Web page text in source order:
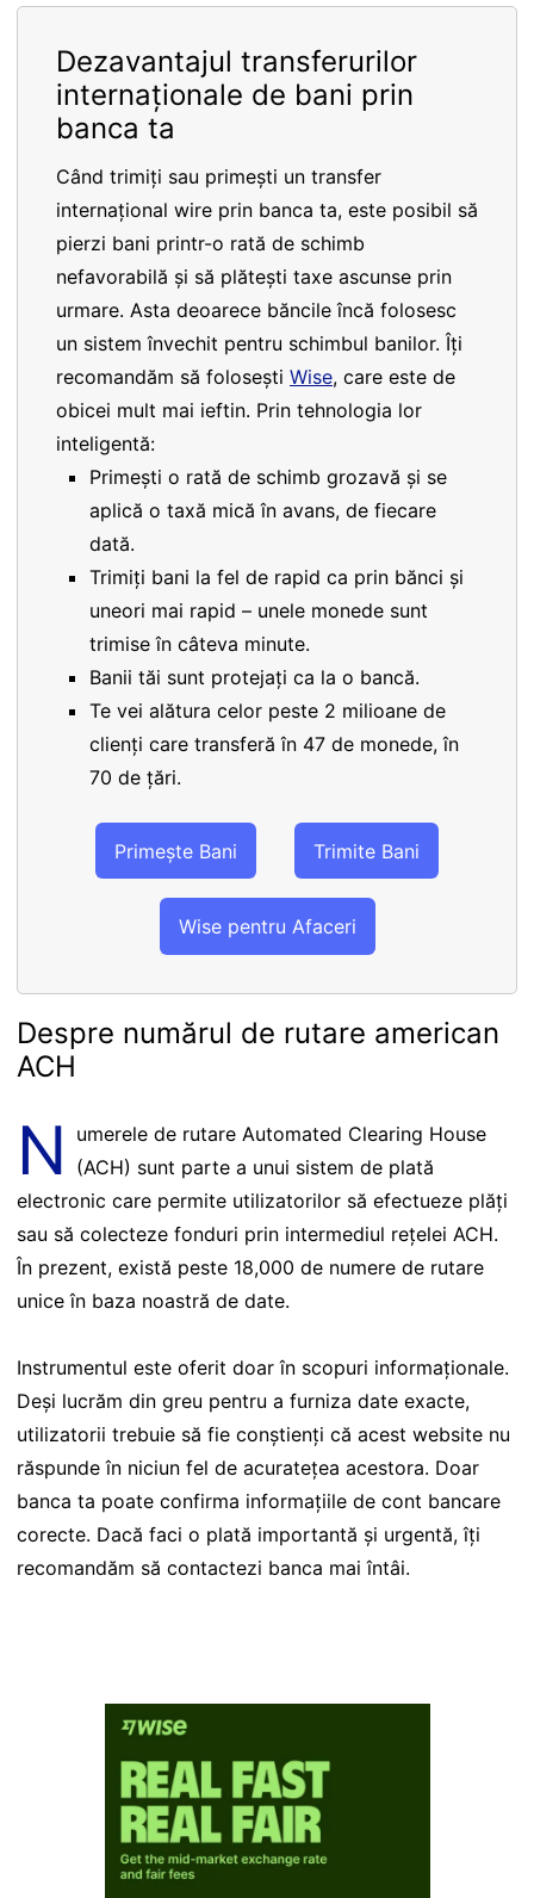
Dezavantajul transferurilor
internaționale de bani prin
banca ta
Când trimiți sau primești un transfer
internațional wire prin banca ta, este posibil să
pierzi bani printr-o rată de schimb
nefavorabilă și să plătești taxe ascunse prin
urmare. Asta deoarece băncile încă folosesc
un sistem învechit pentru schimbul banilor. Îți
recomandăm să folosești Wise, care este de
obicei mult mai ieftin. Prin tehnologia lor
inteligentă:
Primești o rată de schimb grozavă și se
aplică o taxă mică în avans, de fiecare
dată.
Trimiți bani la fel de rapid ca prin bănci și
uneori mai rapid – unele monede sunt
trimise în câteva minute.
Banii tăi sunt protejați ca la o bancă.
Te vei alătura celor peste 2 milioane de
clienți care transferă în 47 de monede, în
70 de țări.
Primește Bani Trimite Bani
Wise pentru Afaceri
Despre numărul de rutare american
ACH
N
umerele de rutare Automated Clearing House
(ACH) sunt parte a unui sistem de plată
electronic care permite utilizatorilor să efectueze plăți
sau să colecteze fonduri prin intermediul rețelei ACH.
În prezent, există peste 18,000 de numere de rutare
unice în baza noastră de date.
Instrumentul este oferit doar în scopuri informaționale.
Deși lucrăm din greu pentru a furniza date exacte,
utilizatorii trebuie să fie conștienți că acest website nu
răspunde în niciun fel de acuratețea acestora. Doar
banca ta poate confirma informațiile de cont bancare
corecte. Dacă faci o plată importantă și urgentă, îți
recomandăm să contactezi banca mai întâi.